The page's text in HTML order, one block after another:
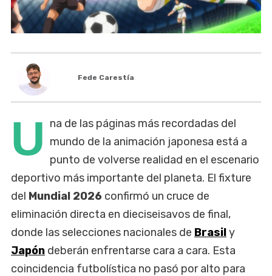
Fede Carestía
U na de las páginas más recordadas del
mundo de la animación japonesa está a
punto de volverse realidad en el escenario
deportivo más importante del planeta. El fixture
del Mundial 2026 confirmó un cruce de
eliminación directa en dieciseisavos de final,
donde las selecciones nacionales de Brasily
Japón deberán enfrentarse cara a cara. Esta
coincidencia futbolística no pasó por alto para